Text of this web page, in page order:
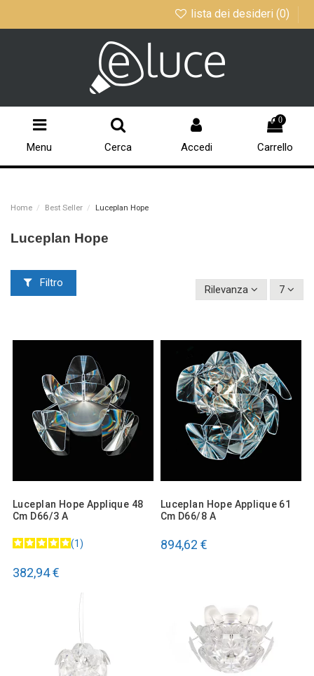
lista dei desideri (0)
Menu Cerca Accedi
0
Carrello
Home Best Seller Luceplan Hope
Luceplan Hope
Filtro
Rilevanza 7
Luceplan Hope Applique 48
Cm D66/3 A
1
382,94 €
Luceplan Hope Applique 61
Cm D66/8 A
894,62 €